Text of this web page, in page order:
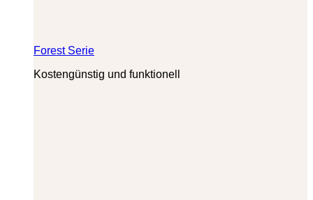
Forest Serie
Kostengünstig und funktionell